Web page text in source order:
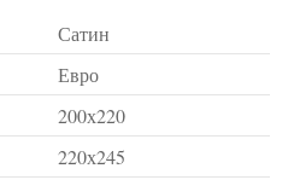
Сатин
Евро
200х220
220х245